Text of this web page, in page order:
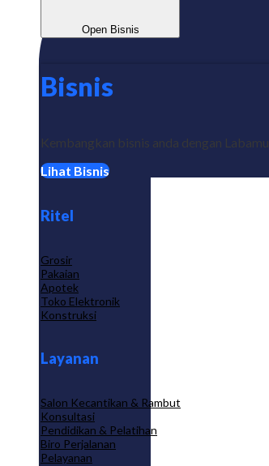
Open Bisnis
Bisnis
Kembangkan bisnis anda dengan Labamu
Lihat Bisnis
Ritel
Grosir
Pakaian
Apotek
Toko Elektronik
Konstruksi
Layanan
Salon Kecantikan & Rambut
Konsultasi
Pendidikan & Pelatihan
Biro Perjalanan
Pelayanan